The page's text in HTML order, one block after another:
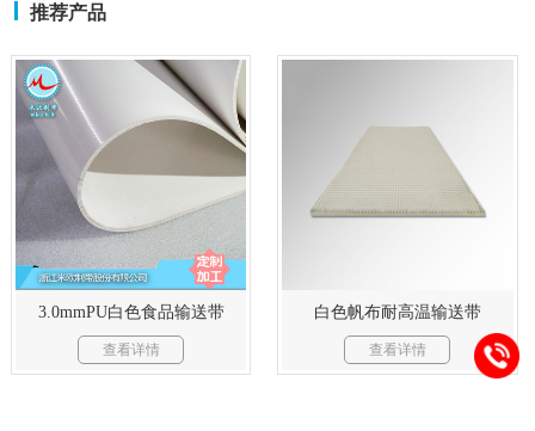
推荐产品
3.0mmPU白色食品输送带
查看详情
白色帆布耐高温输送带
查看详情